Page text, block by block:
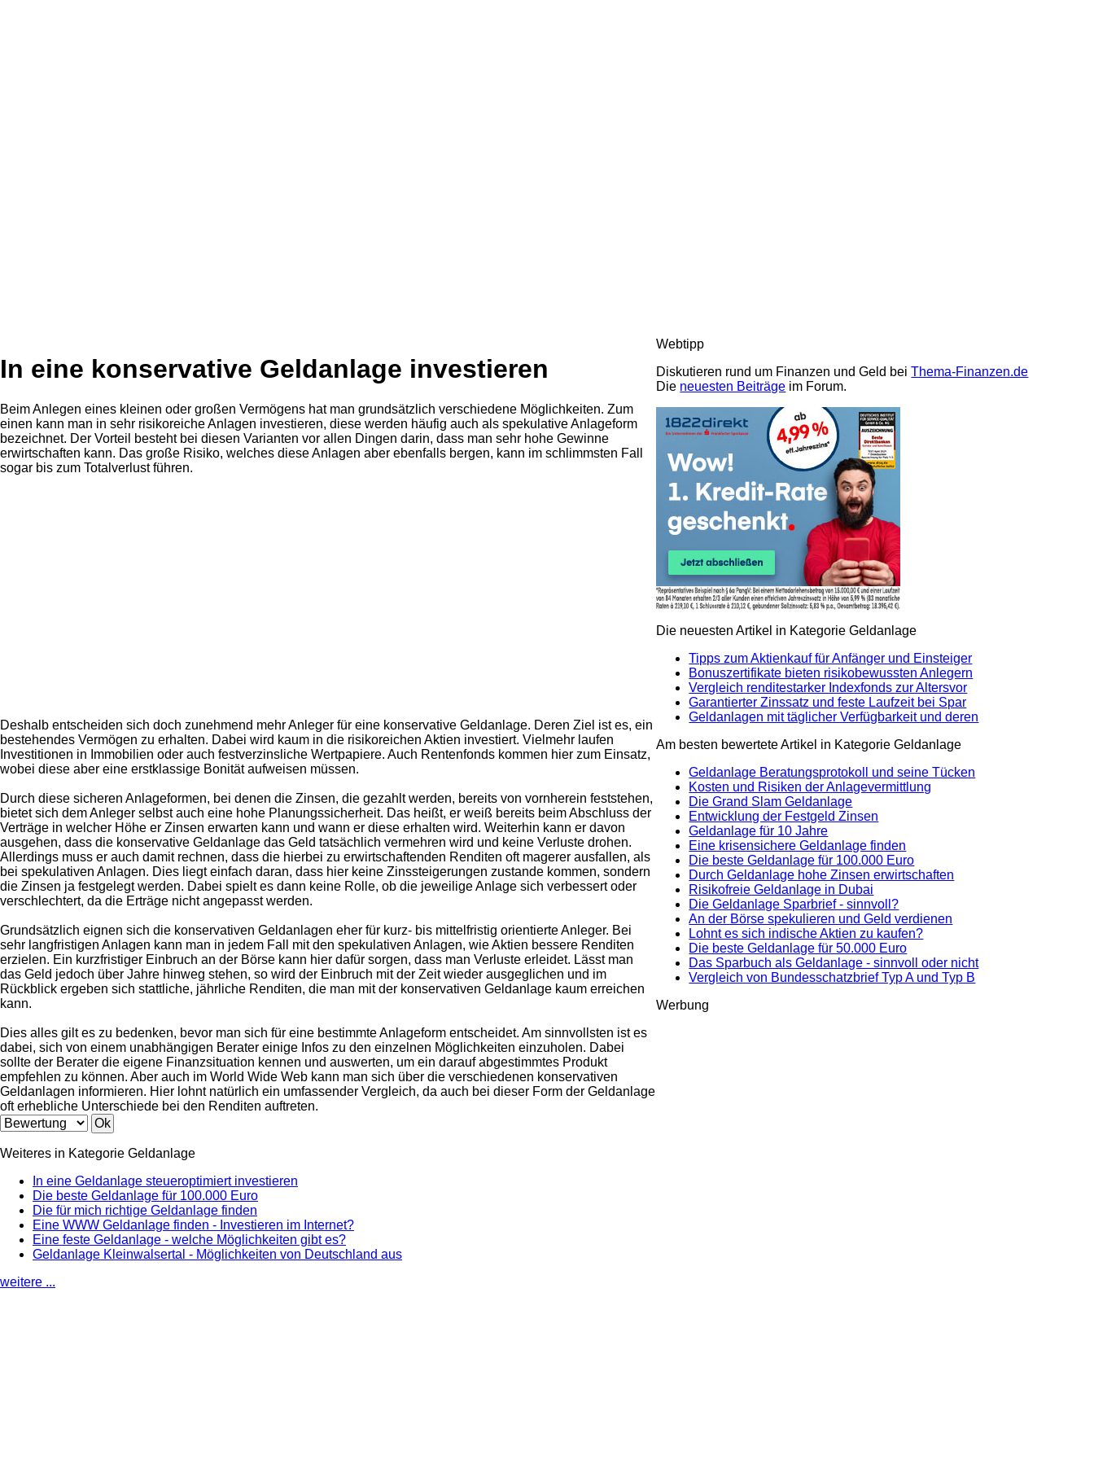
In eine konservative Geldanlage investieren
Beim Anlegen eines kleinen oder großen Vermögens hat man grundsätzlich verschiedene Möglichkeiten. Zum
einen kann man in sehr risikoreiche Anlagen investieren, diese werden häufig auch als spekulative Anlageform
bezeichnet. Der Vorteil besteht bei diesen Varianten vor allen Dingen darin, dass man sehr hohe Gewinne
erwirtschaften kann. Das große Risiko, welches diese Anlagen aber ebenfalls bergen, kann im schlimmsten Fall
sogar bis zum Totalverlust führen.
Deshalb entscheiden sich doch zunehmend mehr Anleger für eine konservative Geldanlage. Deren Ziel ist es, ein
bestehendes Vermögen zu erhalten. Dabei wird kaum in die risikoreichen Aktien investiert. Vielmehr laufen
Investitionen in Immobilien oder auch festverzinsliche Wertpapiere. Auch Rentenfonds kommen hier zum Einsatz,
wobei diese aber eine erstklassige Bonität aufweisen müssen.
Durch diese sicheren Anlageformen, bei denen die Zinsen, die gezahlt werden, bereits von vornherein feststehen,
bietet sich dem Anleger selbst auch eine hohe Planungssicherheit. Das heißt, er weiß bereits beim Abschluss der
Verträge in welcher Höhe er Zinsen erwarten kann und wann er diese erhalten wird. Weiterhin kann er davon
ausgehen, dass die konservative Geldanlage das Geld tatsächlich vermehren wird und keine Verluste drohen.
Allerdings muss er auch damit rechnen, dass die hierbei zu erwirtschaftenden Renditen oft magerer ausfallen, als
bei spekulativen Anlagen. Dies liegt einfach daran, dass hier keine Zinssteigerungen zustande kommen, sondern
die Zinsen ja festgelegt werden. Dabei spielt es dann keine Rolle, ob die jeweilige Anlage sich verbessert oder
verschlechtert, da die Erträge nicht angepasst werden.
Grundsätzlich eignen sich die konservativen Geldanlagen eher für kurz- bis mittelfristig orientierte Anleger. Bei
sehr langfristigen Anlagen kann man in jedem Fall mit den spekulativen Anlagen, wie Aktien bessere Renditen
erzielen. Ein kurzfristiger Einbruch an der Börse kann hier dafür sorgen, dass man Verluste erleidet. Lässt man
das Geld jedoch über Jahre hinweg stehen, so wird der Einbruch mit der Zeit wieder ausgeglichen und im
Rückblick ergeben sich stattliche, jährliche Renditen, die man mit der konservativen Geldanlage kaum erreichen
kann.
Dies alles gilt es zu bedenken, bevor man sich für eine bestimmte Anlageform entscheidet. Am sinnvollsten ist es
dabei, sich von einem unabhängigen Berater einige Infos zu den einzelnen Möglichkeiten einzuholen. Dabei
sollte der Berater die eigene Finanzsituation kennen und auswerten, um ein darauf abgestimmtes Produkt
empfehlen zu können. Aber auch im World Wide Web kann man sich über die verschiedenen konservativen
Geldanlagen informieren. Hier lohnt natürlich ein umfassender Vergleich, da auch bei dieser Form der Geldanlage
oft erhebliche Unterschiede bei den Renditen auftreten.
Weiteres in Kategorie Geldanlage
In eine Geldanlage steueroptimiert investieren
Die beste Geldanlage für 100.000 Euro
Die für mich richtige Geldanlage finden
Eine WWW Geldanlage finden - Investieren im Internet?
Eine feste Geldanlage - welche Möglichkeiten gibt es?
Geldanlage Kleinwalsertal - Möglichkeiten von Deutschland aus
weitere ...
Webtipp
Diskutieren rund um Finanzen und Geld beiThema-Finanzen.de
Die neuesten Beiträge im Forum.
Die neuesten Artikel in Kategorie Geldanlage
Tipps zum Aktienkauf für Anfänger und Einsteiger
Bonuszertifikate bieten risikobewussten Anlegern
Vergleich renditestarker Indexfonds zur Altersvor
Garantierter Zinssatz und feste Laufzeit bei Spar
Geldanlagen mit täglicher Verfügbarkeit und deren
Am besten bewertete Artikel in Kategorie Geldanlage
Geldanlage Beratungsprotokoll und seine Tücken
Kosten und Risiken der Anlagevermittlung
Die Grand Slam Geldanlage
Entwicklung der Festgeld Zinsen
Geldanlage für 10 Jahre
Eine krisensichere Geldanlage finden
Die beste Geldanlage für 100.000 Euro
Durch Geldanlage hohe Zinsen erwirtschaften
Risikofreie Geldanlage in Dubai
Die Geldanlage Sparbrief - sinnvoll?
An der Börse spekulieren und Geld verdienen
Lohnt es sich indische Aktien zu kaufen?
Die beste Geldanlage für 50.000 Euro
Das Sparbuch als Geldanlage - sinnvoll oder nicht
Vergleich von Bundesschatzbrief Typ A und Typ B
Werbung